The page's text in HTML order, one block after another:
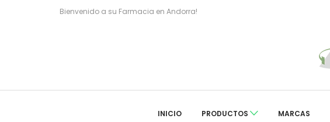
Bienvenido a su Farmacia en Andorra!
INICIO PRODUCTOS MARCAS